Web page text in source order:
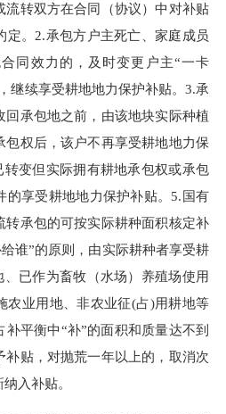
流转双方在合同（协议）中对补贴
定。2.承包方户主死亡、家庭成员
同效力的，及时变更户主“一卡
继续享受耕地地力保护补贴。3.承
承包地之前，由该地块实际种植
权后，该户不再享受耕地地力保
变但实际拥有耕地承包权或承包
的享受耕地地力保护补贴。5.国有
转承包的可按实际耕种面积核定补
谁”的原则，由实际耕种者享受耕
已作为畜牧（水场）养殖场使用
农业用地、非农业征(占)用耕地等
平衡中“补”的面积和质量达不到
贴，对抛荒一年以上的，取消次
入补贴。